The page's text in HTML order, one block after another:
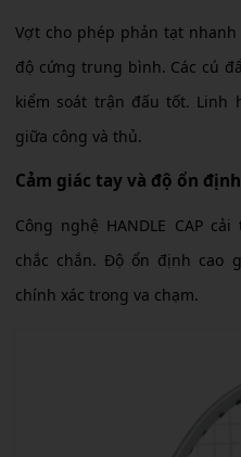
Vợt cho phép phản tạt
độ cứng trung bình. Các cú
kiểm soát trận đấu tốt. Linh
giữa công và thủ.
Cảm giác tay và độ ổn
Công nghệ HANDLE CAP
chắc chắn. Độ ổn định cao
chính xác trong va chạm.